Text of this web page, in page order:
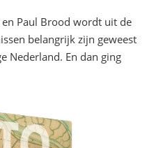
Paul Brood wordt uit de
belangrijk zijn geweest
Nederland. En dan ging